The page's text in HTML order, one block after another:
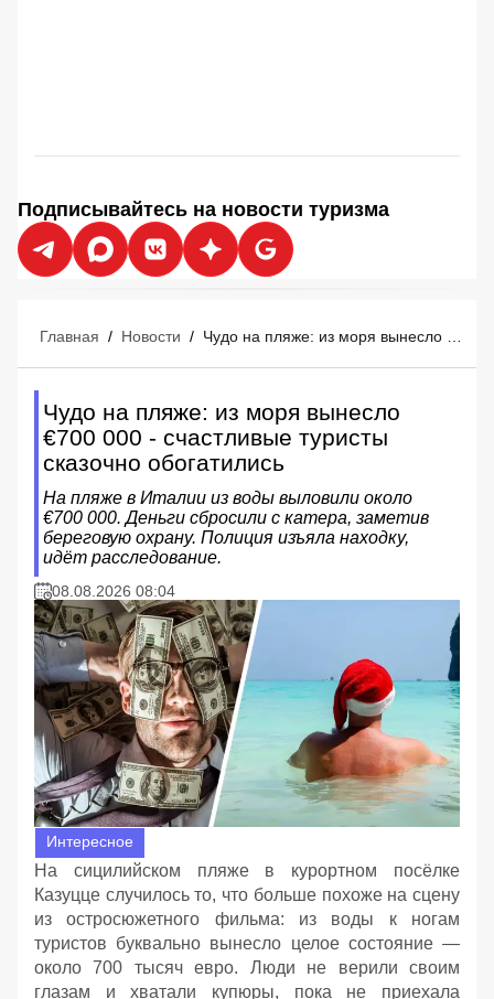
Подписывайтесь на новости туризма
Главная / Новости /
Чудо на пляже: из моря вынесло
€700 000 - счастливые туристы
сказочно обогатились
На пляже в Италии из воды выловили около
€700 000. Деньги сбросили с катера, заметив
береговую охрану. Полиция изъяла находку,
идёт расследование.
08.08.2026 08:04
Интересное
На сицилийском пляже в курортном посёлке
Казуцце случилось то, что больше похоже на сцену
из остросюжетного фильма: из воды к ногам
туристов буквально вынесло целое состояние —
около 700 тысяч евро. Люди не верили своим
глазам и хватали купюры, пока не приехала